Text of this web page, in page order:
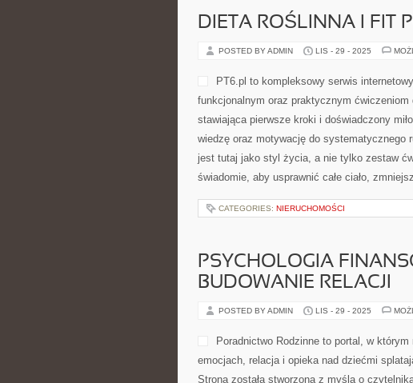
DIETA ROŚLINNA I FIT
POSTED BY ADMIN LIS - 29 - 2025
PT6.pl to kompleksowy serwis
funkcjonalnym oraz praktycznym
stawiająca pierwsze kroki i doświadczony
wiedzę oraz motywację do systematycznego
jest tutaj jako styl życia, a nie tylko zestaw
świadomie, aby usprawnić całe ciało,
CATEGORIES: NIERUCHOMOŚCI
PSYCHOLOGIA
BUDOWANIE RELACJI
POSTED BY ADMIN LIS - 29 - 2025
Poradnictwo Rodzinne to portal, w
emocjach, relacja i opieka nad dziećmi
Strona została stworzona z myślą o